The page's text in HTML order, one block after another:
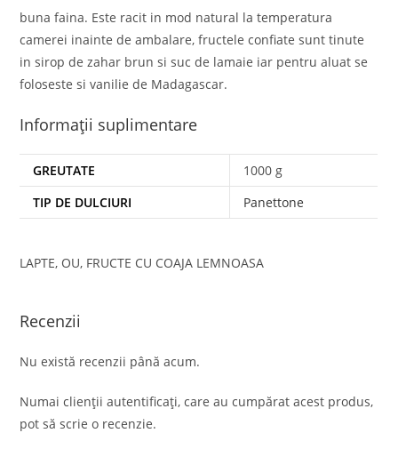
buna faina. Este racit in mod natural la temperatura
camerei inainte de ambalare, fructele confiate sunt tinute
in sirop de zahar brun si suc de lamaie iar pentru aluat se
foloseste si vanilie de Madagascar.
Informații suplimentare
GREUTATE
1000 g
TIP DE DULCIURI
Panettone
LAPTE, OU, FRUCTE CU COAJA LEMNOASA
Recenzii
Nu există recenzii până acum.
Numai clienții autentificați, care au cumpărat acest produs,
pot să scrie o recenzie.